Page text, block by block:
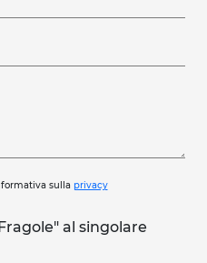
sulla privacy
al singolare